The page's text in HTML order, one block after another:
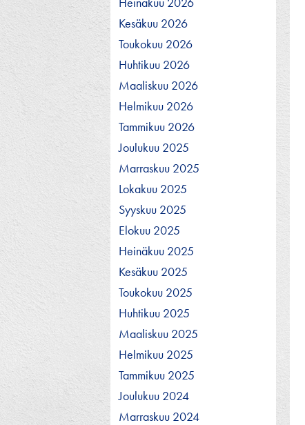
Kesäkuu 2026
Toukokuu 2026
Huhtikuu 2026
Maaliskuu 2026
Helmikuu 2026
Tammikuu 2026
Joulukuu 2025
Marraskuu 2025
Lokakuu 2025
Syyskuu 2025
Elokuu 2025
Heinäkuu 2025
Kesäkuu 2025
Toukokuu 2025
Huhtikuu 2025
Maaliskuu 2025
Helmikuu 2025
Tammikuu 2025
Joulukuu 2024
Marraskuu 2024